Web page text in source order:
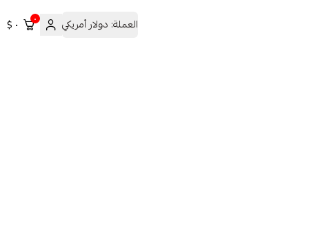
العملة: دولار أمريكي ٠ ٠ $